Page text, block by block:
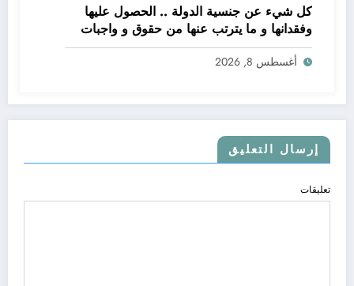
كل شيء عن جنسية الدولة .. الحصول عليها
وفقدانها و ما يترتب عنها من حقوق و واجبات
أغسطس 8, 2026
إرسال التعليق
تعليقات